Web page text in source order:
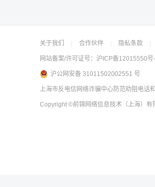
关于我们 合作伙伴 隐私条款
网站备案/许可证号： 沪ICP备12015550号
沪公网安备 31011502002551 号
上海市反电信网络诈骗中心防范劝阻电话
Copyright ©前锦网络信息技术（上海）有